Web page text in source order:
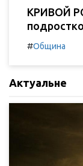
КРИВОЙ
#Община
Актуальне